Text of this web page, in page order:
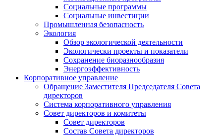
Социальные программы
Социальные инвестиции
Промышленная безопасность
Экология
Обзор экологической деятельности
Экологически проекты и показатели
Сохранение биоразнообразия
Энергоэффективность
Корпоративное управление
Обращение Заместителя Председателя Совета
директоров
Система корпоративного управления
Совет директоров и комитеты
Совет директоров
Состав Совета директоров